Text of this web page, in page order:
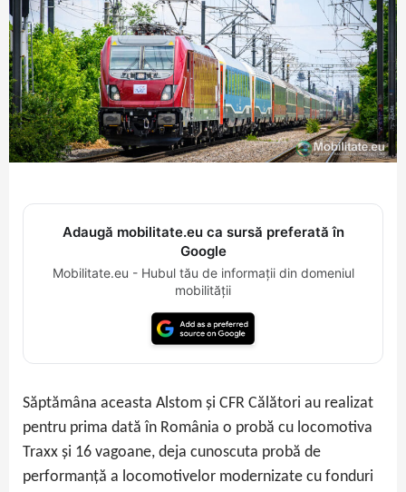
Adaugă mobilitate.eu ca sursă preferată în
Google
Mobilitate.eu - Hubul tău de informații din domeniul
mobilității
Săptămâna aceasta Alstom și CFR Călători au realizat
pentru prima dată în România o probă cu locomotiva
Traxx și 16 vagoane, deja cunoscuta probă de
performanță a locomotivelor modernizate cu fonduri